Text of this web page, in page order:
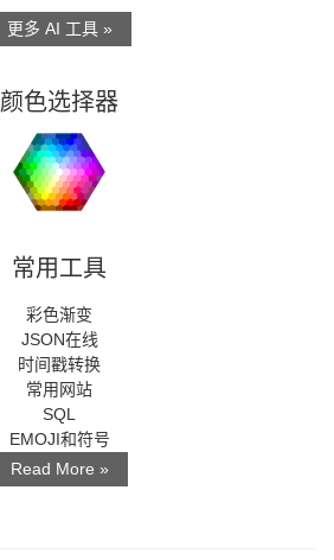
更多 AI 工具 »
颜色选择器
常用工具
彩色渐变
JSON在线
时间戳转换
常用网站
SQL
EMOJI和符号
Read More »